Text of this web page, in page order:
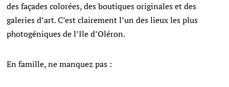
des façades colorées, des boutiques originales et des
galeries d’art. C’est clairement l’un des lieux les plus
photogéniques de l’Ile d’Oléron.
En famille, ne manquez pas :